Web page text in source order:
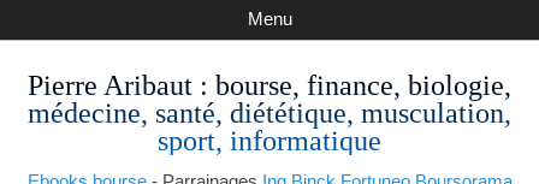
Pierre Aribaut : bourse, finance, biologie,
médecine, santé, diététique, musculation,
sport, informatique
Menu